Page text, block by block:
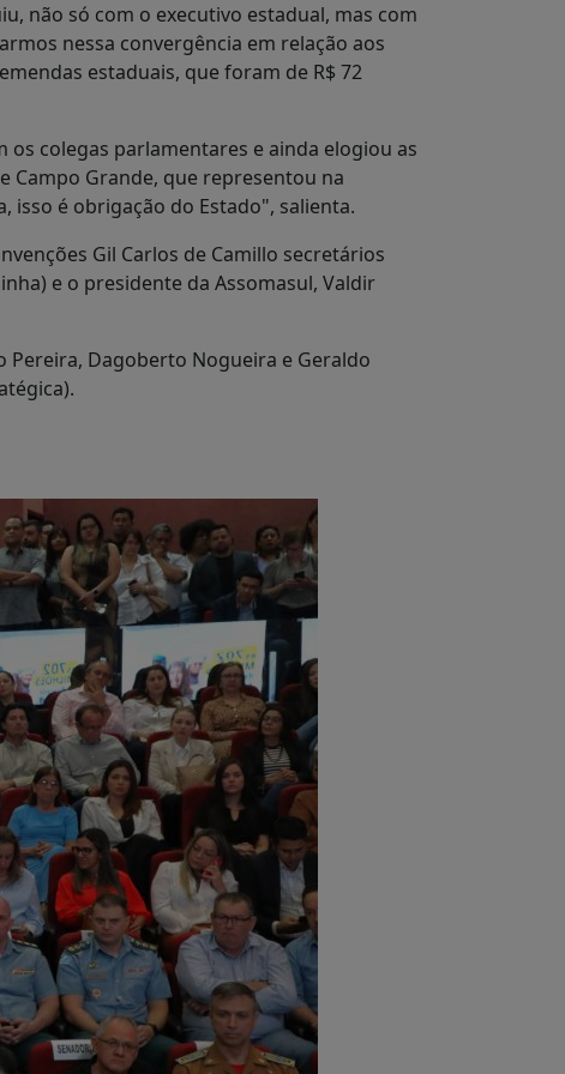
não só com o executivo estadual, mas com
nessa convergência em relação aos
estaduais, que foram de R$ 72
colegas parlamentares e ainda elogiou as
Campo Grande, que representou na
isso é obrigação do Estado", salienta.
Gil Carlos de Camillo secretários
e o presidente da Assomasul, Valdir
Dagoberto Nogueira e Geraldo